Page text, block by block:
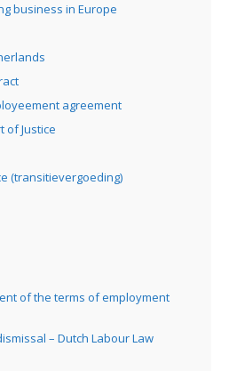
business in Europe
agreement
of Justice
(transitievergoeding)
of the terms of employment
– Dutch Labour Law